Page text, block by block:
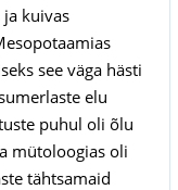
kuivas
see väga hästi
elu
puhul oli õlu
mütoloogias oli
tähtsamaid